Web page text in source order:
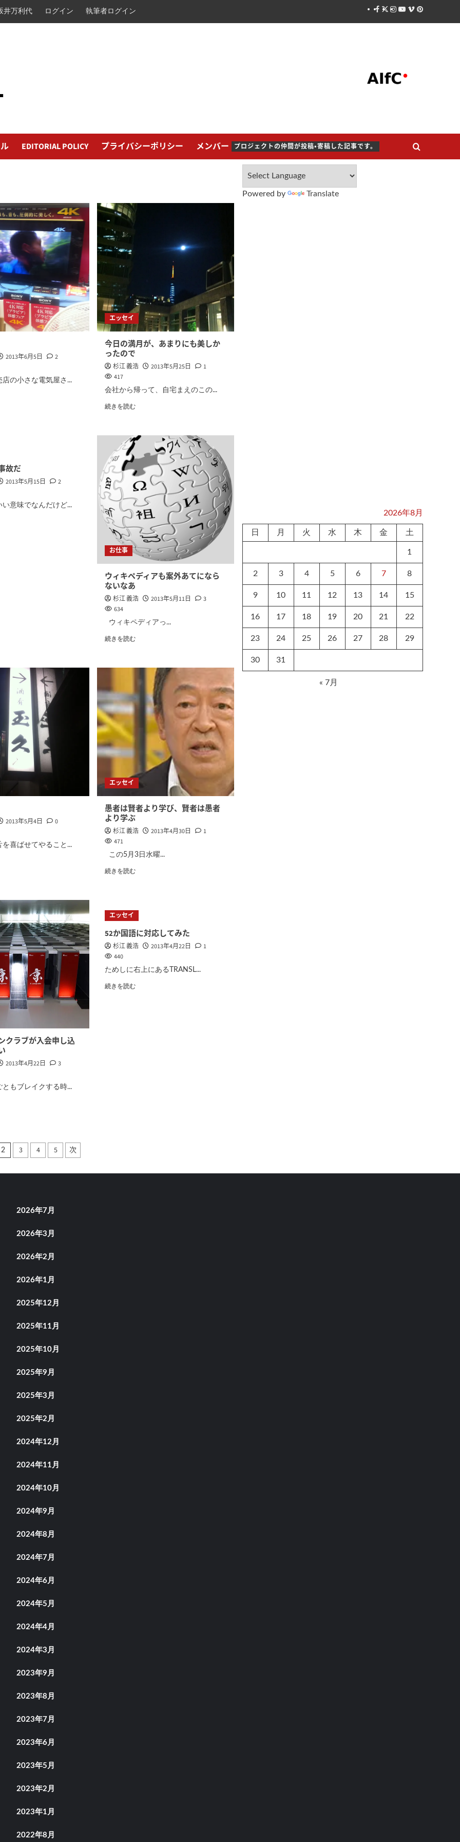
井万利代 ログイン 執筆者ログイン Facebook
X Instagram
Youtube
VimeoPinterest
EDITORIAL POLICY プライバシーポリシー メンバー プロジェクトの仲間が投稿・寄稿した記事です。
2013年6月5日
2
店の小さな電気屋さ...
エッセイ
今日の満月が、あまりにも美しか
ったので
杉江 義浩 2013年5月25日
1
417
会社から帰って、自宅まえのこの...
続きを読む
故だ
2013年5月15日
2
い意味でなんだけど...
お仕事
ウィキペディアも案外あてになら
ないなあ
杉江 義浩 2013年5月11日
3
634
ウィキペディアっ...
続きを読む
2013年5月4日
0
を喜ばせてやること...
エッセイ
愚者は賢者より学び、賢者は愚者
より学ぶ
杉江 義浩 2013年4月30日
1
471
この5月3日水曜...
続きを読む
クラブが入会申し込
2013年4月22日
3
ともブレイクする時...
エッセイ
52か国語に対応してみた
杉江 義浩 2013年4月22日
1
440
ためしに右上にあるTRANSL...
続きを読む
2 3 4 5 次
Powered by Translate
2026年8月
日 月 火 水 木 金 土
1
2 3 4 5 6 7 8
9 10 11 12 13 14 15
16 17 18 19 20 21 22
23 24 25 26 27 28 29
30 31
« 7月
2026年7月
2026年3月
2026年2月
2026年1月
2025年12月
2025年11月
2025年10月
2025年9月
2025年3月
2025年2月
2024年12月
2024年11月
2024年10月
2024年9月
2024年8月
2024年7月
2024年6月
2024年5月
2024年4月
2024年3月
2023年9月
2023年8月
2023年7月
2023年6月
2023年5月
2023年2月
2023年1月
2022年8月